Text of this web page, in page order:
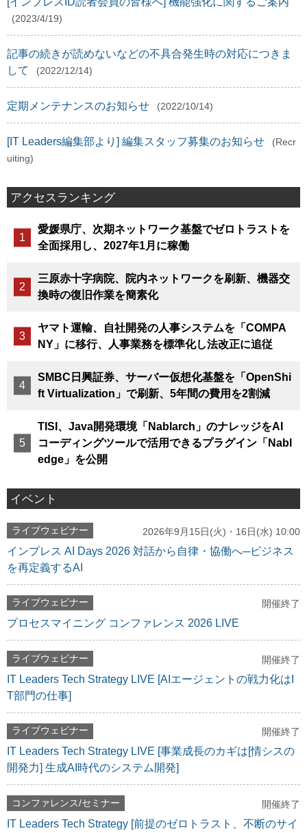
(2023/4/19)
記事の続きが読めないなどの不具合発生時の対応につきま
して
(2022/12/14)
定期メンテナンスのお知らせ (2022/10/14)
[IT Leaders編集部より] 編集スタッフ募集のお知らせ
(Recr
uiting)
アクセスランキング
愛媛県庁、次期ネットワーク基盤でゼロトラストを
全面採用し、2027年1月に稼働
三原赤十字病院、院内ネットワークを刷新、機器交
換時の復旧作業を簡素化
ヤマト運輸、自社開発の人事システムを「COMPA
NY」に移行、人事業務を標準化し法改正に追従
SMBC日興証券、サーバー仮想化基盤を「OpenShi
ft Virtualization」で刷新、5年間の費用を2割減
TISI、Java開発環境「Nablarch」のナレッジをAI
コーディングツールで活用できるプラグイン「Nabl
edge」を公開
イベント
ライブウェビナー 2026年9月15日(火)・16日(水) 10:00
インプレス AI Days 2026 対話から自律・協働へ─ビジネス
を再定義するAI
ライブウェビナー 開催終了
プロセスマイニング コンファレンス 2026 LIVE
ライブウェビナー 開催終了
IT Leaders Tech Strategy LIVE [AIエージェントの戦力化はI
T部門の仕事]
ライブウェビナー 開催終了
IT Leaders Tech Strategy LIVE [事業成長のカギは[情シスの
開発力] 生成AI時代のシステム開発]
コンファレンス/セミナー 開催終了
IT Leaders Tech Strategy [前提のゼロトラスト、不断のサイ